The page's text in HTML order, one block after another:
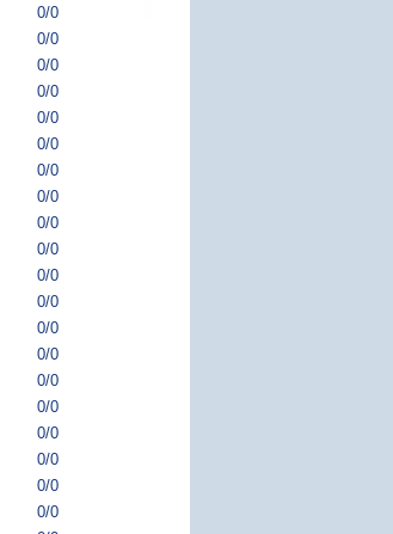
0/0
0/0
0/0
0/0
0/0
0/0
0/0
0/0
0/0
0/0
0/0
0/0
0/0
0/0
0/0
0/0
0/0
0/0
0/0
0/0